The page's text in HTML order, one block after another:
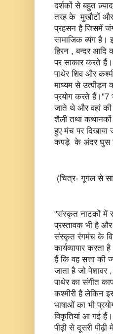
दर्शकों से बहुत
तरह के मुखौटों और
प्रहसन है जिसमें
सामाजिक व्यंग है।
हिरन , बन्दर आदि
पर साकार करते
पाथेर शिव और
माध्यम से
प्रयोग करते हैं।"7
जाते थे और वहां
शैली तथा
हुए मंच पर
कपड़े के अंदर घुस
(चित्र- गूगल से
"संस्कृत नाटकों में
प्रस्तावक भी है
संस्कृत रंगमंच के
कार्यव्यापार
हैं कि वह सत्ता की
जाता है जो
पाथेर का संगीत
कश्मीरी है लेकिन
भाषाओं का भी
विकृतियां आ गई
पीढ़ी से दूसरी